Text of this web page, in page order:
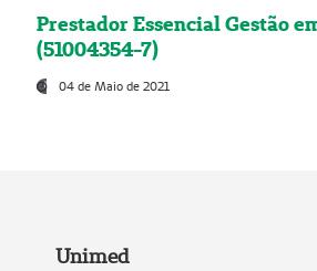
Prestador Essencial Gestão
(51004354-7)
04 de Maio de 2021
Unimed